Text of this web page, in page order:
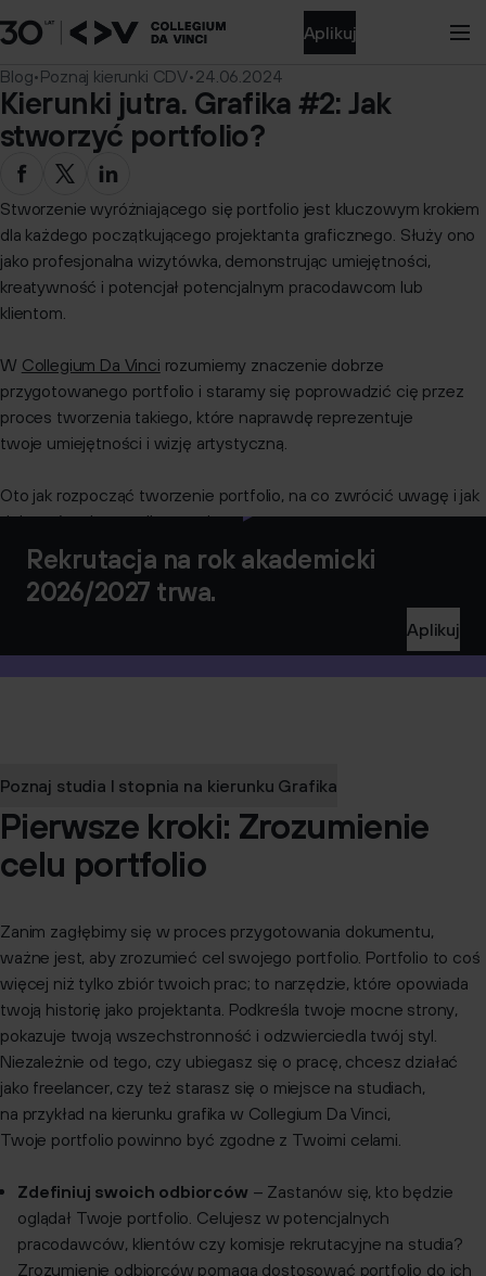
Aplikuj
Blog•Poznaj kierunki CDV•24.06.2024
Kierunki jutra. Grafika #2: Jak
stworzyć portfolio?
Stworzenie wyróżniającego się portfolio jest kluczowym krokiem
dla każdego początkującego projektanta graficznego. Służy ono
jako profesjonalna wizytówka, demonstrując umiejętności,
kreatywność i potencjał potencjalnym pracodawcom lub
klientom.
W Collegium Da Vinci rozumiemy znaczenie dobrze
przygotowanego portfolio i staramy się poprowadzić cię przez
proces tworzenia takiego, które naprawdę reprezentuje
twoje umiejętności i wizję artystyczną.
Oto jak rozpocząć tworzenie portfolio, na co zwrócić uwagę i jak
dokonać wyboru najlepszych prac.
Rekrutacja na rok akademicki
2026/2027 trwa.
Aplikuj
Poznaj studia I stopnia na kierunku Grafika
Pierwsze kroki: Zrozumienie
celu portfolio
Zanim zagłębimy się w proces przygotowania dokumentu,
ważne jest, aby zrozumieć cel swojego portfolio. Portfolio to coś
więcej niż tylko zbiór twoich prac; to narzędzie, które opowiada
twoją historię jako projektanta. Podkreśla twoje mocne strony,
pokazuje twoją wszechstronność i odzwierciedla twój styl.
Niezależnie od tego, czy ubiegasz się o pracę, chcesz działać
jako freelancer, czy też starasz się o miejsce na studiach,
na przykład na kierunku grafika w Collegium Da Vinci,
Twoje portfolio powinno być zgodne z Twoimi celami.
Zdefiniuj swoich odbiorców– Zastanów się, kto będzie
oglądał Twoje portfolio. Celujesz w potencjalnych
pracodawców, klientów czy komisje rekrutacyjne na studia?
Zrozumienie odbiorców pomaga dostosować portfolio do ich